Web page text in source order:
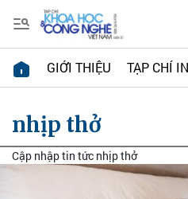
GIỚI THIỆU TẠP CHÍ IN
nhịp thở
Cập nhập tin tức nhịp thở